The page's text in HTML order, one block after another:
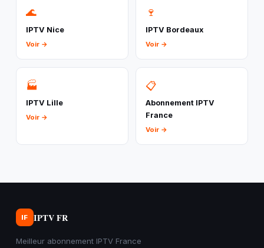
🌊
IPTV Nice
Voir →
🍷
IPTV Bordeaux
Voir →
🏭
IPTV Lille
Voir →
📋
Abonnement IPTV
France
Voir →
IF IPTV FR
Meilleur abonnement IPTV France